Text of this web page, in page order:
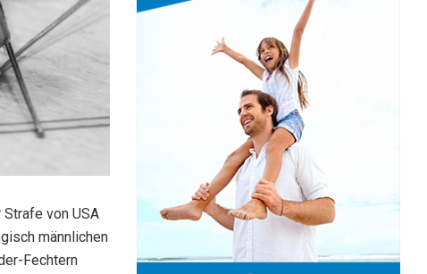
von USA
männlichen
Fechtern